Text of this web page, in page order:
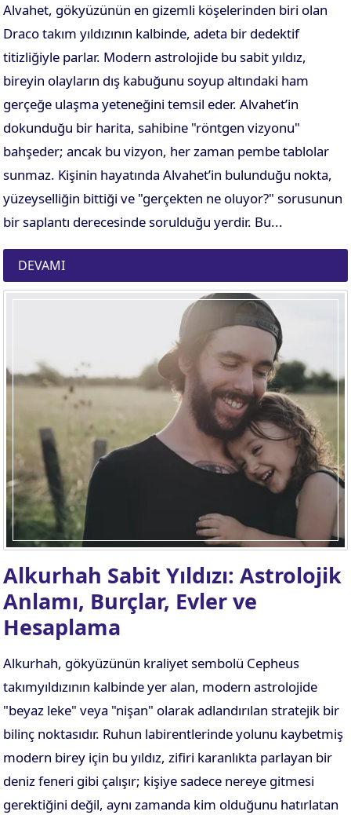
Alvahet, gökyüzünün en gizemli köşelerinden biri olan
Draco takım yıldızının kalbinde, adeta bir dedektif
titizliğiyle parlar. Modern astrolojide bu sabit yıldız,
bireyin olayların dış kabuğunu soyup altındaki ham
gerçeğe ulaşma yeteneğini temsil eder. Alvahet’in
dokunduğu bir harita, sahibine "röntgen vizyonu"
bahşeder; ancak bu vizyon, her zaman pembe tablolar
sunmaz. Kişinin hayatında Alvahet’in bulunduğu nokta,
yüzeyselliğin bittiği ve "gerçekten ne oluyor?" sorusunun
bir saplantı derecesinde sorulduğu yerdir. Bu...
DEVAMI
Alkurhah Sabit Yıldızı: Astrolojik
Anlamı, Burçlar, Evler ve
Hesaplama
Alkurhah, gökyüzünün kraliyet sembolü Cepheus
takımyıldızının kalbinde yer alan, modern astrolojide
"beyaz leke" veya "nişan" olarak adlandırılan stratejik bir
bilinç noktasıdır. Ruhun labirentlerinde yolunu kaybetmiş
modern birey için bu yıldız, zifiri karanlıkta parlayan bir
deniz feneri gibi çalışır; kişiye sadece nereye gitmesi
gerektiğini değil, aynı zamanda kim olduğunu hatırlatan